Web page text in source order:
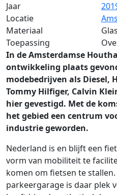
Jaar
Locatie
Materiaal
Glas
Toepassing
In de Amsterdamse
ontwikkeling plaats
modebedrijven als Diesel,
Tommy Hilfiger, Calvin
hier gevestigd. Met de
het gebied een centrum
industrie geworden.
Nederland is en blijft een
vorm van mobiliteit te
komen om fietsen te
parkeergarage is daar plek